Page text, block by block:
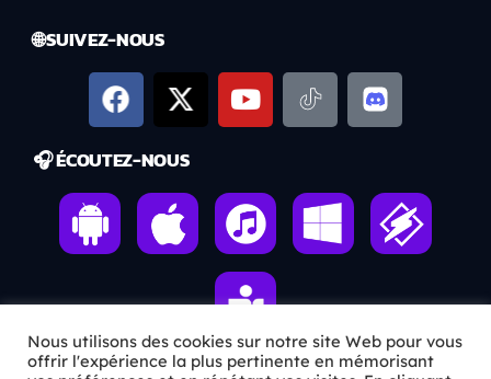
🌐 SUIVEZ-NOUS
🎧 ÉCOUTEZ-NOUS
Nous utilisons des cookies sur notre site Web pour vous
offrir l'expérience la plus pertinente en mémorisant